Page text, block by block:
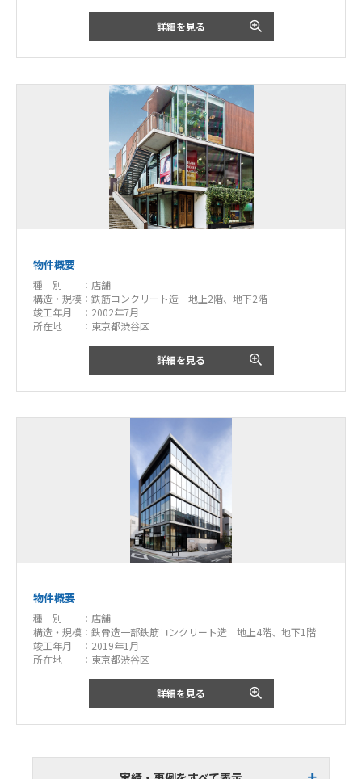
詳細を見る
物件概要
種 別 ： 店舗
構造・規模： 鉄筋コンクリート造 地上2階、地下2階
竣工年月 ： 2002年7月
所在地 ： 東京都渋谷区
詳細を見る
物件概要
種 別 ： 店舗
構造・規模： 鉄骨造一部鉄筋コンクリート造 地上4階、地下1階
竣工年月 ： 2019年1月
所在地 ： 東京都渋谷区
詳細を見る